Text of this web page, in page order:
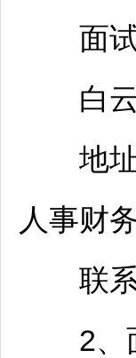
面试
白
地址
人事财
联系
2、面